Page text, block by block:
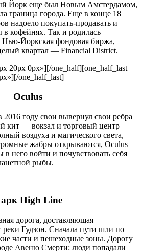
Йорк еще был Новым Амстердамом,
граница города. Еще в конце 18
надоело покупать-продавать и
в кофейнях. Так и родилась
Нью-Йоркская фондовая биржа,
квартал — Financial District.
20px 0px»][/one_half][one_half_last
[/one_half_last]
Oculus
году свои вывернул свои ребра
кит — вокзал и торговый центр
воздуха и магического света,
жабры открываются, Oculus
в него войти и почувствовать себя
рыбы.
High Line
дорога, доставляющая
Гудзон. Сначала пути шли по
части и пешеходные зоны. Дорогу
Авеню Смерти: люди попадали